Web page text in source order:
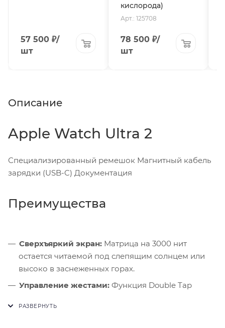
57 500 ₽/
шт
кислорода)
Арт.: 125708
78 500 ₽/
шт
Описание
Apple Watch Ultra 2
Специализированный ремешок Магнитный кабель
зарядки (USB-C) Документация
Преимущества
Сверхъяркий экран: Матрица на 3000 нит
остается читаемой под слепящим солнцем или
высоко в заснеженных горах.
Управление жестами: Функция Double Tap
когда руки заняты снаряжением.